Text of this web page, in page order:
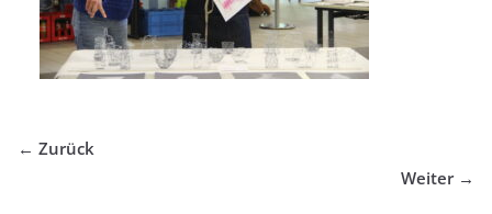
← Zurück
Weiter →